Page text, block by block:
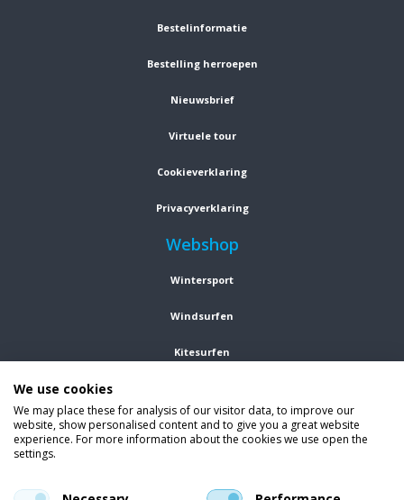
Bestelinformatie
Bestelling herroepen
Nieuwsbrief
Virtuele tour
Cookieverklaring
Privacyverklaring
Webshop
Wintersport
Windsurfen
Kitesurfen
Kleding
Vind ons op social media
En blijf op de hoogte van trends, aanbiedingen en kortingsacties.
We use cookies
We may place these for analysis of our visitor data, to improve our
website, show personalised content and to give you a great website
experience. For more information about the cookies we use open the
settings.